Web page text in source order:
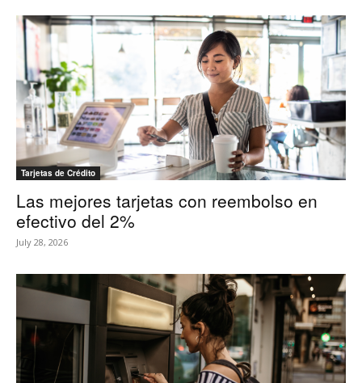
Tarjetas de Crédito
Las mejores tarjetas con reembolso en
efectivo del 2%
July 28, 2026